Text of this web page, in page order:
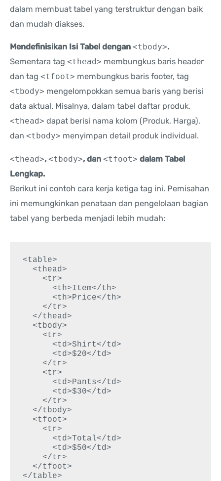
dalam membuat tabel yang terstruktur dengan baik
dan mudah diakses.
Mendefinisikan Isi Tabel dengan <tbody>.
Sementara tag <thead> membungkus baris header
dan tag <tfoot> membungkus baris footer, tag
<tbody> mengelompokkan semua baris yang berisi
data aktual. Misalnya, dalam tabel daftar produk,
<thead> dapat berisi nama kolom (Produk, Harga),
dan <tbody> menyimpan detail produk individual.
<thead>, <tbody>, dan <tfoot> dalam Tabel
Lengkap.
Berikut ini contoh cara kerja ketiga tag ini. Pemisahan
ini memungkinkan penataan dan pengelolaan bagian
tabel yang berbeda menjadi lebih mudah:
<table>
</table>